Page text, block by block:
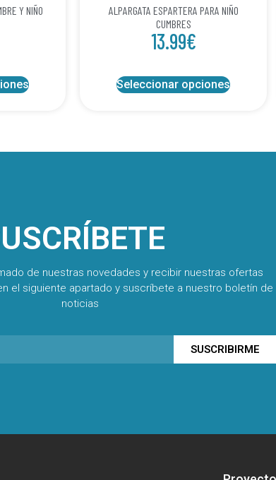
Y NIÑO
ALPARGATA ESPARTERA PARA NIÑO
CUMBRES
13.99€
Seleccionar opciones
de nuestras novedades y recibir nuestras ofertas
el siguiente apartado y suscríbete a nuestro boletín de
noticias
SUSCRIBIRME